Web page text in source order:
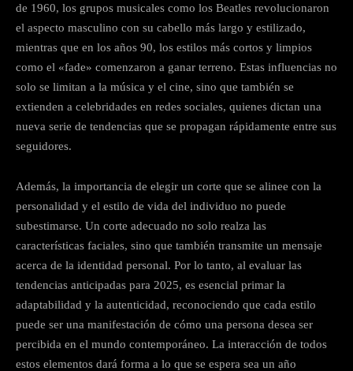
de 1960, los grupos musicales como los Beatles revolucionaron
el aspecto masculino con su cabello más largo y estilizado,
mientras que en los años 90, los estilos más cortos y limpios
como el «fade» comenzaron a ganar terreno. Estas influencias no
solo se limitan a la música y el cine, sino que también se
extienden a celebridades en redes sociales, quienes dictan una
nueva serie de tendencias que se propagan rápidamente entre sus
seguidores.
Además, la importancia de elegir un corte que se alinee con la
personalidad y el estilo de vida del individuo no puede
subestimarse. Un corte adecuado no solo realza las
características faciales, sino que también transmite un mensaje
acerca de la identidad personal. Por lo tanto, al evaluar las
tendencias anticipadas para 2025, es esencial primar la
adaptabilidad y la autenticidad, reconociendo que cada estilo
puede ser una manifestación de cómo una persona desea ser
percibida en el mundo contemporáneo. La interacción de todos
estos elementos dará forma a lo que se espera sea un año